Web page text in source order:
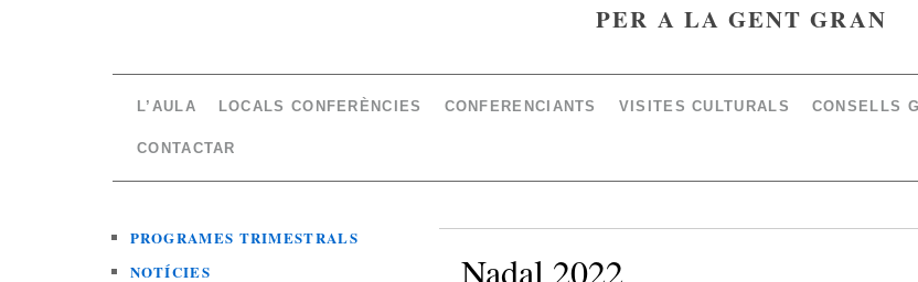
PER A LA GENT GRAN
L’AULA LOCALS CONFERÈNCIES CONFERENCIANTS VISITES CULTURALS CONSELLS
CONTACTAR
Nadal 2022
PROGRAMES TRIMESTRALS
NOTÍCIES